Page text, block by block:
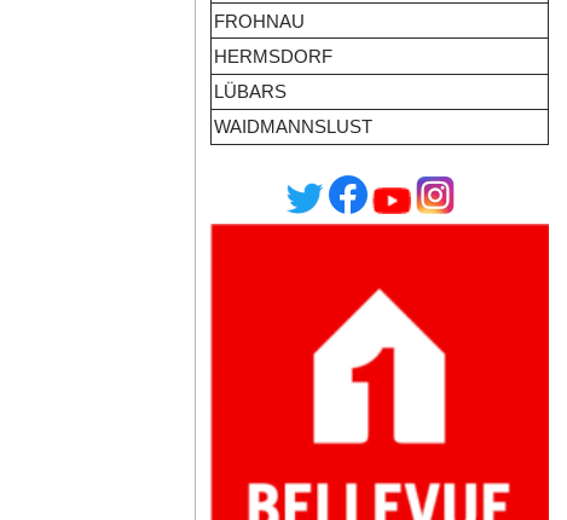
FROHNAU
HERMSDORF
LÜBARS
WAIDMANNSLUST